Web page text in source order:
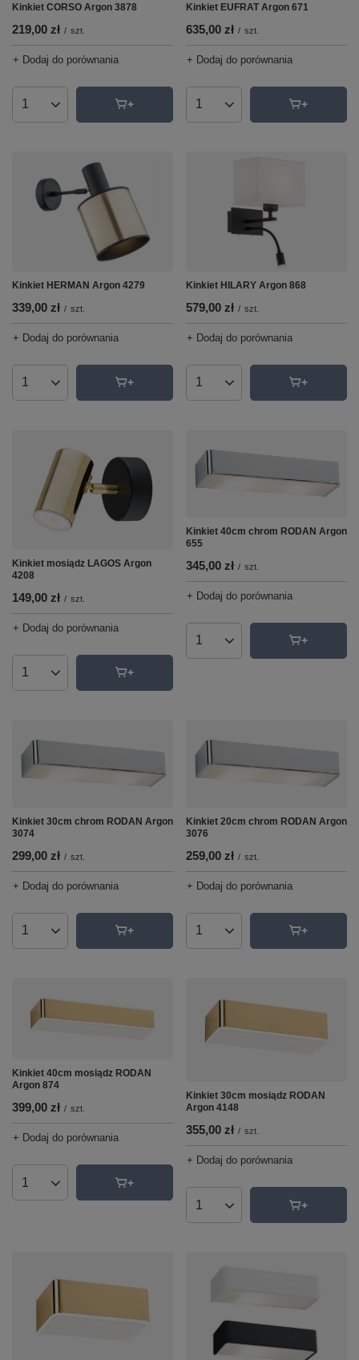
Kinkiet CORSO Argon 3878
219,00 zł / szt.
+ Dodaj do porównania
Ilość produktów
Kinkiet EUFRAT Argon 671
635,00 zł / szt.
+ Dodaj do porównania
Ilość produktów
Kinkiet HERMAN Argon 4279
339,00 zł / szt.
+ Dodaj do porównania
Ilość produktów
Kinkiet HILARY Argon 868
579,00 zł / szt.
+ Dodaj do porównania
Ilość produktów
Kinkiet mosiądz LAGOS Argon
4208
149,00 zł / szt.
+ Dodaj do porównania
Ilość produktów
Kinkiet 40cm chrom RODAN Argon
655
345,00 zł / szt.
+ Dodaj do porównania
Ilość produktów
Kinkiet 30cm chrom RODAN Argon
3074
299,00 zł / szt.
+ Dodaj do porównania
Ilość produktów
Kinkiet 20cm chrom RODAN Argon
3076
259,00 zł / szt.
+ Dodaj do porównania
Ilość produktów
Kinkiet 40cm mosiądz RODAN
Argon 874
399,00 zł / szt.
+ Dodaj do porównania
Ilość produktów
Kinkiet 30cm mosiądz RODAN
Argon 4148
355,00 zł / szt.
+ Dodaj do porównania
Ilość produktów